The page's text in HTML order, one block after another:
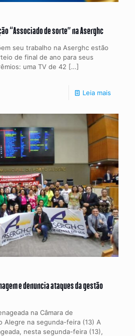
“Associado de sorte” na Aserghc
seu trabalho na Aserghc estão
de final de ano para seus
uma TV de 42 […]
Leia mais
e denuncia ataques da gestão
na Câmara de
Alegre na segunda-feira (13) A
nesta segunda-feira (13),